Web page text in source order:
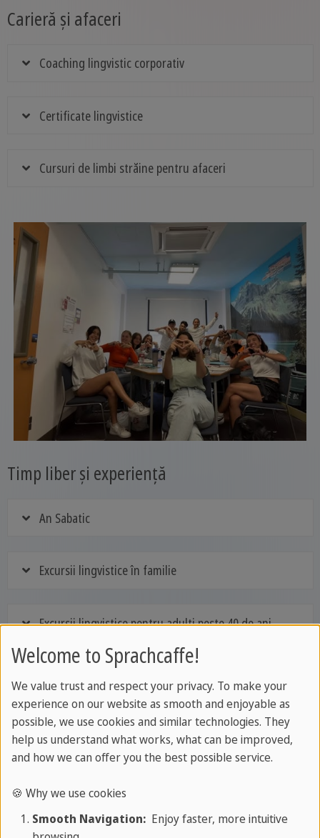
Carieră și afaceri
Coaching lingvistic corporativ
Certificate lingvistice
Cursuri de limbi străine pentru afaceri
Timp liber și experiență
An Sabatic
Excursii lingvistice în familie
Excursii lingvistice pentru adulți peste 40 de ani
De ce comunitatea iubește
SPRACHCAFFE Maroc
Welcome to Sprachcaffe!
We value trust and respect your privacy. To make your
experience on our website as smooth and enjoyable as
possible, we use cookies and similar technologies. They
help us understand what works, what can be improved,
and how we can offer you the best possible service.
🍪 Why we use cookies
Smooth Navigation:Enjoy faster, more intuitive